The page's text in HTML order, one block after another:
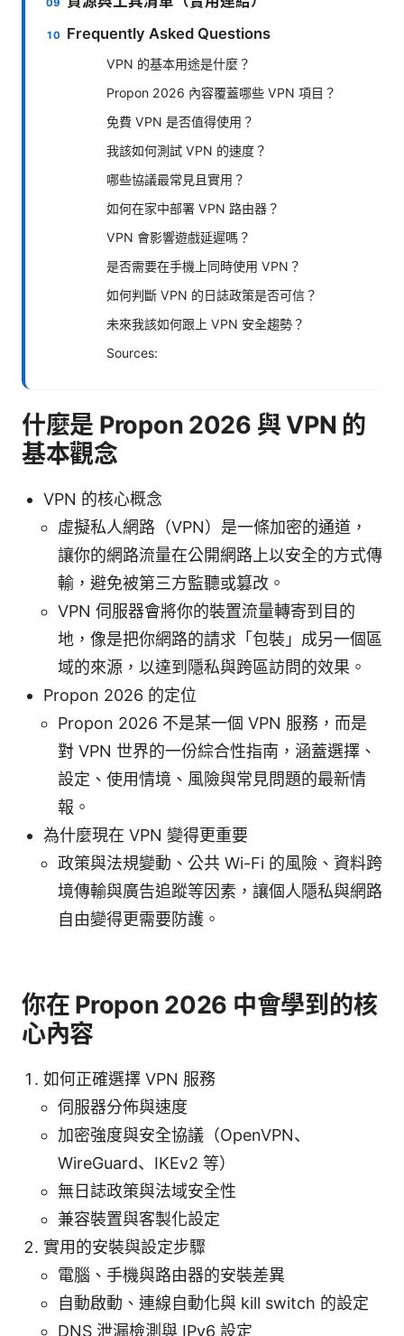
Frequently Asked Questions
VPN 的基本用途是什麼？
Propon 2026 內容覆蓋哪些 VPN 項目？
免費 VPN 是否值得使用？
我該如何測試 VPN 的速度？
哪些協議最常見且實用？
如何在家中部署 VPN 路由器？
VPN 會影響遊戲延遲嗎？
是否需要在手機上同時使用 VPN？
如何判斷 VPN 的日誌政策是否可信？
未來我該如何跟上 VPN 安全趨勢？
Sources:
什麼是 Propon 2026 與 VPN 的
基本觀念
VPN 的核心概念
虛擬私人網路（VPN）是一條加密的通道，
讓你的網路流量在公開網路上以安全的方式傳
輸，避免被第三方監聽或篡改。
VPN 伺服器會將你的裝置流量轉寄到目的
地，像是把你網路的請求「包裝」成另一個區
域的來源，以達到隱私與跨區訪問的效果。
Propon 2026 的定位
Propon 2026 不是某一個 VPN 服務，而是
對 VPN 世界的一份綜合性指南，涵蓋選擇、
設定、使用情境、風險與常見問題的最新情
報。
為什麼現在 VPN 變得更重要
政策與法規變動、公共 Wi-Fi 的風險、資料跨
境傳輸與廣告追蹤等因素，讓個人隱私與網路
自由變得更需要防護。
你在 Propon 2026 中會學到的核
心內容
如何正確選擇 VPN 服務
伺服器分佈與速度
加密強度與安全協議（OpenVPN、
WireGuard、IKEv2 等）
無日誌政策與法域安全性
兼容裝置與客製化設定
實用的安裝與設定步驟
電腦、手機與路由器的安裝差異
自動啟動、連線自動化與 kill switch 的設定
DNS 泄漏檢測與 IPv6 設定